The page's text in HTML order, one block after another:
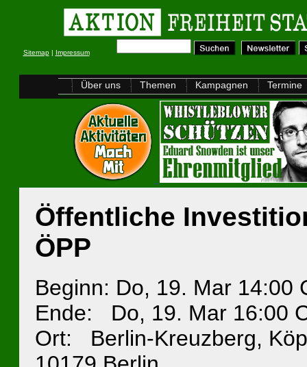
Sitemap| Impressum
Über uns Themen Kampagnen Termine
Öffentliche
ÖPP
Beginn: Do, 19. Mar 14:00
Ende: Do, 19. Mar 16:00
Ort: Berlin-Kreuzberg,